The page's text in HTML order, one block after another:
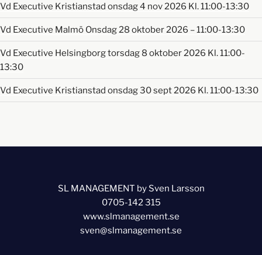
Vd Executive Kristianstad onsdag 4 nov 2026 Kl. 11:00-13:30
Vd Executive Malmö Onsdag 28 oktober 2026 – 11:00-13:30
Vd Executive Helsingborg torsdag 8 oktober 2026 Kl. 11:00-
13:30
Vd Executive Kristianstad onsdag 30 sept 2026 Kl. 11:00-13:30
SL MANAGEMENT by Sven Larsson
0705-142 315
www.slmanagement.se
sven@slmanagement.se